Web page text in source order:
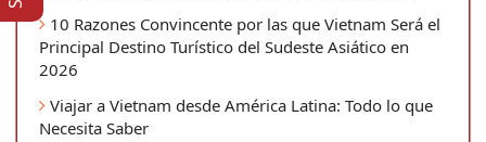
10 Razones Convincente por las que Vietnam Será el
Principal Destino Turístico del Sudeste Asiático en
2026
Viajar a Vietnam desde América Latina: Todo lo que
Necesita Saber